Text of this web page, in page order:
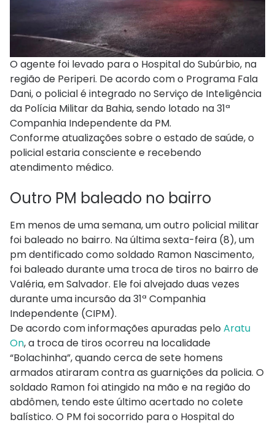
O agente foi levado para o Hospital do Subúrbio, na
região de Periperi. De acordo com o Programa Fala
Dani, o policial é integrado no Serviço de Inteligência
da Polícia Militar da Bahia, sendo lotado na 31ª
Companhia Independente da PM.
Conforme atualizações sobre o estado de saúde, o
policial estaria consciente e recebendo
atendimento médico.
Outro PM baleado no bairro
Em menos de uma semana, um outro policial militar
foi baleado no bairro. Na última sexta-feira (8), um
pm dentificado como soldado Ramon Nascimento,
foi baleado durante uma troca de tiros no bairro de
Valéria, em Salvador. Ele foi alvejado duas vezes
durante uma incursão da 31ª Companhia
Independente (CIPM).
De acordo com informações apuradas pelo Aratu
On, a troca de tiros ocorreu na localidade
“Bolachinha”, quando cerca de sete homens
armados atiraram contra as guarnições da policia. O
soldado Ramon foi atingido na mão e na região do
abdômen, tendo este último acertado no colete
balístico. O PM foi socorrido para o Hospital do